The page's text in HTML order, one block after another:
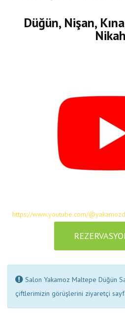
Düğün, Nişan,
Nikah
https://www.youtube.com/
Salon Yakamoz Maltepe Düğün
çiftlerimizin görüşlerini ziyaretçi